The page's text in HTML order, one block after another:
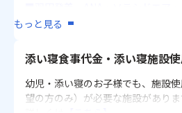
■別府 豊泉荘
【夕食】会席料理【朝食】バイキン
【夕食】ビュッフェ【朝食】ビュ
＜大分/由布院＞
■御宿 八遇來
用 ドライブ九州※5/19発以降
■羽田発着 スカイマーク利用 ド
■成田発着 ジェットスター・ジャ
州
もっと見る
添い寝食事代金・添い寝施設
幼児・添い寝のお子様でも、施設
望の方のみ）が必要な施設がありま